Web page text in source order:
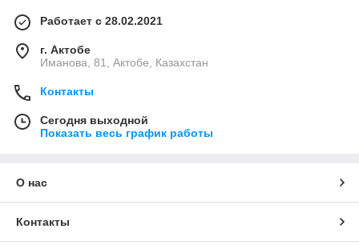
Работает с 28.02.2021
г. Актобе
Иманова, 81, Актобе, Казахстан
Контакты
Сегодня выходной
Показать весь график работы
О нас
Контакты